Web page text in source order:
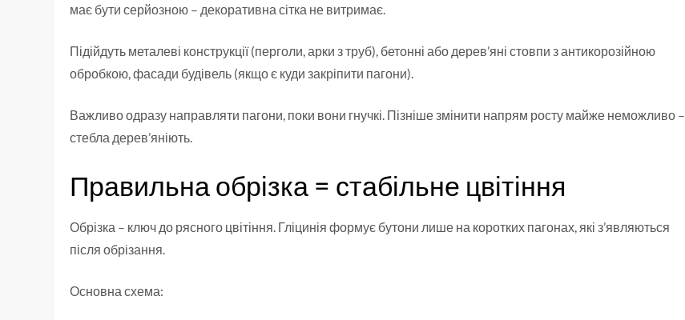
має бути серйозною – декоративна сітка не витримає.
Підійдуть металеві конструкції (перголи, арки з труб), бетонні або дерев’яні стовпи з антикорозійною
обробкою, фасади будівель (якщо є куди закріпити пагони).
Важливо одразу направляти пагони, поки вони гнучкі. Пізніше змінити напрям росту майже неможливо –
стебла дерев’яніють.
Правильна обрізка = стабільне цвітіння
Обрізка – ключ до рясного цвітіння. Гліцинія формує бутони лише на коротких пагонах, які з’являються
після обрізання.
Основна схема: